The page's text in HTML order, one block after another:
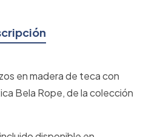
en madera de teca con
Bela Rope, de la colección